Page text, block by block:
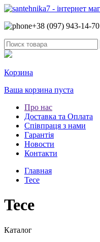
+38 (097) 943-14-70
Корзина
Ваша корзина пуста
Про нас
Доставка та Оплата
Співпраця з нами
Гарантія
Новости
Контакти
Главная
Tece
Tece
Каталог